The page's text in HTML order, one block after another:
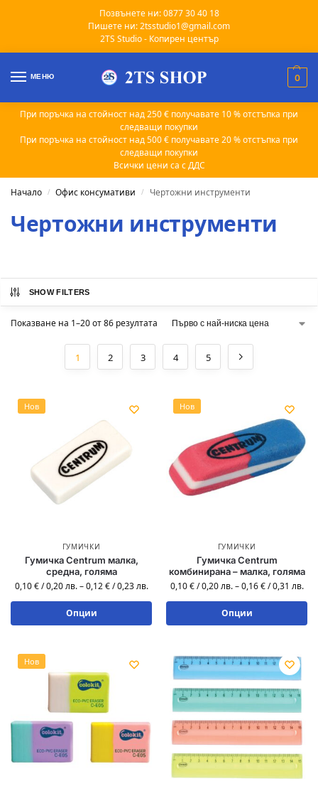
Позвънете ни: 0877 30 40 18
Пишете ни: 2tsstudio1@gmail.com
2TS Studio - Копирен център
МЕНЮ 0
При поръчка на стойност над 250 € получавате 10 % отстъпка при
следващи покупки
При поръчка на стойност над 500 € получавате 20 % отстъпка при
следващи покупки
Всички цени са с ДДС
Начало / Офис консумативи / Чертожни инструменти
Чертожни инструменти
SHOW FILTERS
Показване на 1–20 от 86 резултата
1 2 3 4 5
Нов
ГУМИЧКИ
Гумичка Centrum малка,
средна, голяма
0,10€ /0,20лв. – 0,12€ /0,23лв.
Опции
Нов
ГУМИЧКИ
Гумичка Centrum
комбинирана – малка, голяма
0,10€ /0,20лв. – 0,16€ /0,31 лв.
Опции
Нов